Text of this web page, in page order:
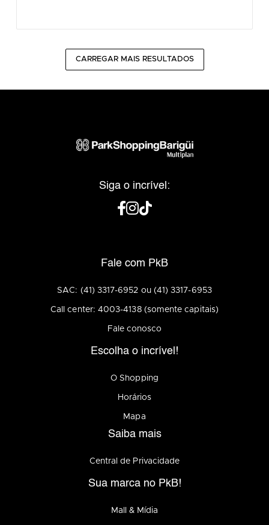
CARREGAR MAIS RESULTADOS
Siga o incrível:
Fale com PkB
SAC: (41) 3317-6952 ou (41) 3317-6953
Call center: 4003-4138 (somente capitais)
Fale conosco
Escolha o incrível!
O Shopping
Horários
Mapa
Saiba mais
Central de Privacidade
Sua marca no PkB!
Mall & Mídia